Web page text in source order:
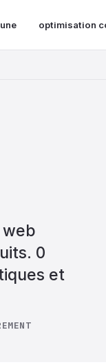
optimisation
0
et